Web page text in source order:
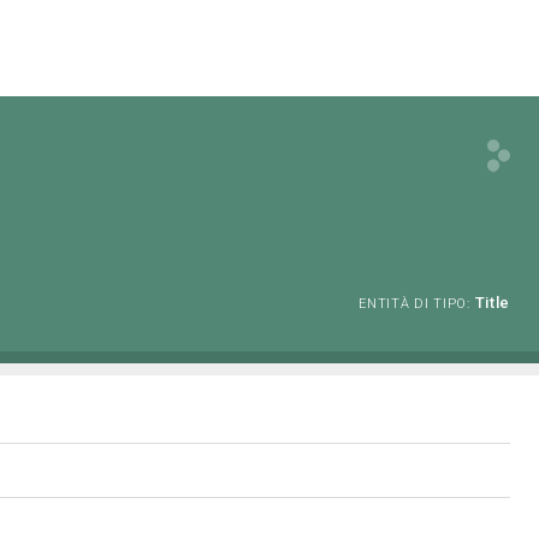
ENTITÀ DI TIPO: Title